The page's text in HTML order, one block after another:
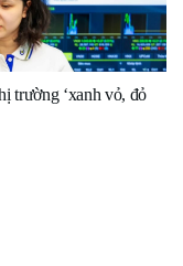
trường ‘xanh vỏ, đỏ